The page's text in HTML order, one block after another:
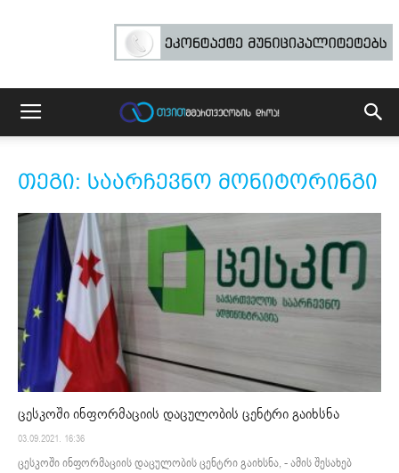
თეგი: საარჩევნო მონიტორინგი
ცესკოში ინფორმაციის დაცულობის ცენტრი გაიხსნა
03.09.2021. 16:36
ცესკოში ინფორმაციის დაცულობის ცენტრი გაიხსნა, - ამის შესახებ